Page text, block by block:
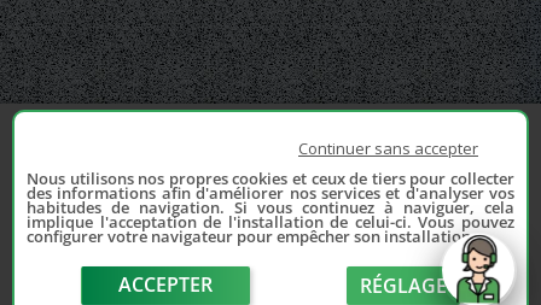
Continuer sans accepter
Nous utilisons nos propres cookies et ceux de tiers pour collecter
des informations afin d'améliorer nos services et d'analyser vos
habitudes de navigation. Si vous continuez à naviguer, cela
implique l'acceptation de l'installation de celui-ci. Vous pouvez
configurer votre navigateur pour empêcher son installation.
ACCEPTER RÉGLAGE